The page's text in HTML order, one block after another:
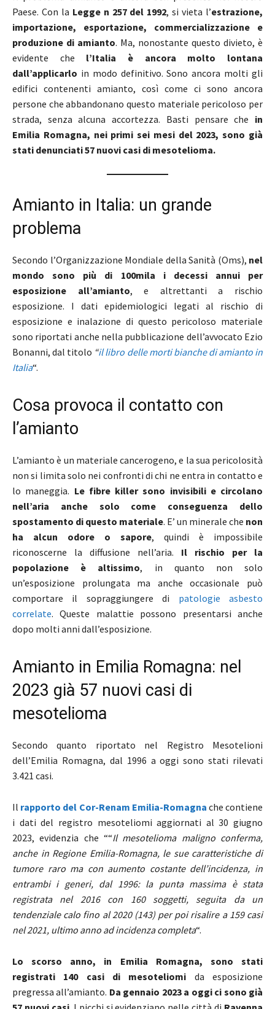
Paese. Con la Legge n 257 del 1992, si vieta l’estrazione,
importazione, esportazione, commercializzazione e
produzione di amianto. Ma, nonostante questo divieto, è
evidente che l’Italia è ancora molto lontana
dall’applicarlo in modo definitivo. Sono ancora molti gli
edifici contenenti amianto, così come ci sono ancora
persone che abbandonano questo materiale pericoloso per
strada, senza alcuna accortezza. Basti pensare che in
Emilia Romagna, nei primi sei mesi del 2023, sono già
stati denunciati 57 nuovi casi di mesotelioma.
Amianto in Italia: un grande
problema
Secondo l’Organizzazione Mondiale della Sanità (Oms), nel
mondo sono più di 100mila i decessi annui per
esposizione all’amianto, e altrettanti a rischio
esposizione. I dati epidemiologici legati al rischio di
esposizione e inalazione di questo pericoloso materiale
sono riportati anche nella pubblicazione dell’avvocato Ezio
Bonanni, dal titolo “il libro delle morti bianche di amianto in
Italia“.
Cosa provoca il contatto con
l’amianto
L’amianto è un materiale cancerogeno, e la sua pericolosità
non si limita solo nei confronti di chi ne entra in contatto e
lo maneggia. Le fibre killer sono invisibili e circolano
nell’aria anche solo come conseguenza dello
spostamento di questo materiale. E’ un minerale che non
ha alcun odore o sapore, quindi è impossibile
riconoscerne la diffusione nell’aria. Il rischio per la
popolazione è altissimo, in quanto non solo
un’esposizione prolungata ma anche occasionale può
comportare il sopraggiungere di patologie asbesto
correlate. Queste malattie possono presentarsi anche
dopo molti anni dall’esposizione.
Amianto in Emilia Romagna: nel
2023 già 57 nuovi casi di
mesotelioma
Secondo quanto riportato nel Registro Mesotelioni
dell’Emilia Romagna, dal 1996 a oggi sono stati rilevati
3.421 casi.
Il rapporto del Cor-Renam Emilia-Romagna che contiene
i dati del registro mesoteliomi aggiornati al 30 giugno
2023, evidenzia che ““Il mesotelioma maligno conferma,
anche in Regione Emilia-Romagna, le sue caratteristiche di
tumore raro ma con aumento costante dell’incidenza, in
entrambi i generi, dal 1996: la punta massima è stata
registrata nel 2016 con 160 soggetti, seguita da un
tendenziale calo fino al 2020 (143) per poi risalire a 159 casi
nel 2021, ultimo anno ad incidenza completa“.
Lo scorso anno, in Emilia Romagna, sono stati
registrati 140 casi di mesoteliomi da esposizione
pregressa all’amianto. Da gennaio 2023 a oggi ci sono già